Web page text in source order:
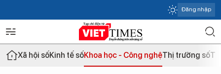
Đăng nhập
Xã hội sốKinh tế sốKhoa học - Công nghệThị trường số